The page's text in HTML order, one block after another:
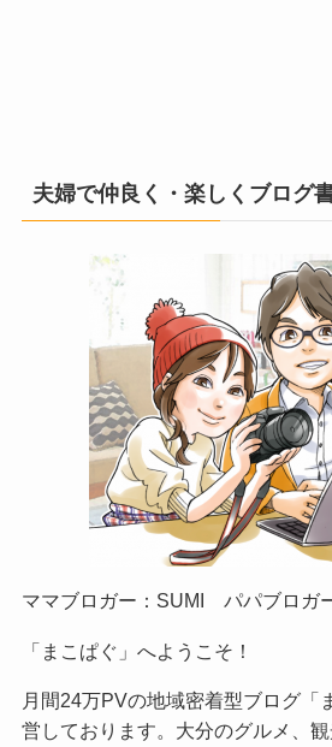
夫婦で仲良く・楽しくブログ
ママブロガー：SUMI パパブロガ
「まこぱぐ」へようこそ！
月間24万PVの地域密着型ブログ「
営しております。大分のグルメ、